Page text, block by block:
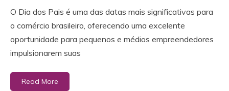
O Dia dos Pais é uma das datas mais significativas para
o comércio brasileiro, oferecendo uma excelente
oportunidade para pequenos e médios empreendedores
impulsionarem suas
Read More